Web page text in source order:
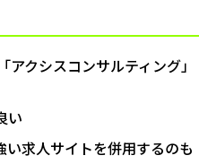
クシスコンサルティング」
い
い求人サイトを併用するのも